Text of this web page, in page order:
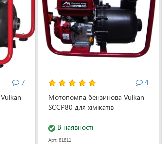
7
4
Мотопомпа бензинова Vulkan
SCCP80 для хімікатів
В наявності
Арт: 81811